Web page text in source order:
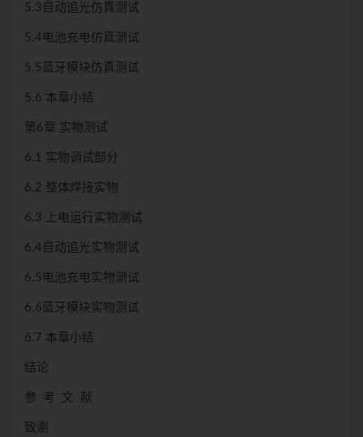
5.3自动追光仿真测试
5.4电池充电仿真测试
5.5蓝牙模块仿真测试
5.6 本章小结
第6章 实物测试
6.1 实物调试部分
6.2 整体焊接实物
6.3 上电运行实物测试
6.4自动追光实物测试
6.5电池充电实物测试
6.6蓝牙模块实物测试
6.7 本章小结
结论
参 考 文 献
致谢